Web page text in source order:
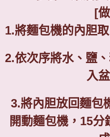
[
1.將麵包機的內胆
2.依次序將水、鹽
入
3.將內胆放回麵包
開動麵包機， 15分